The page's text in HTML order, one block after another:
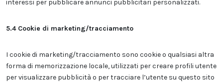
interessi per pubblicare annunci pubblicitari personalizzati.
5.4 Cookie di marketing/tracciamento
I cookie di marketing/tracciamento sono cookie o qualsiasi altra
forma di memorizzazione locale, utilizzati per creare profili utente
per visualizzare pubblicità o per tracciare l’utente su questo sito